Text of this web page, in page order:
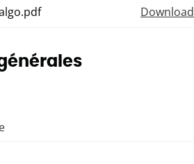
Download